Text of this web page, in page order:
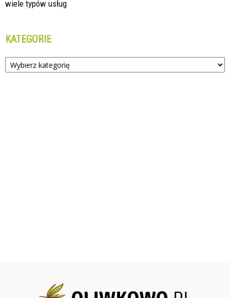
wiele typów usług
KATEGORIE
Kategorie